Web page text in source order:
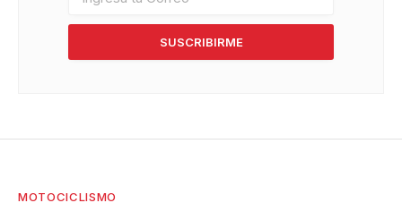
SUSCRIBIRME
MOTOCICLISMO